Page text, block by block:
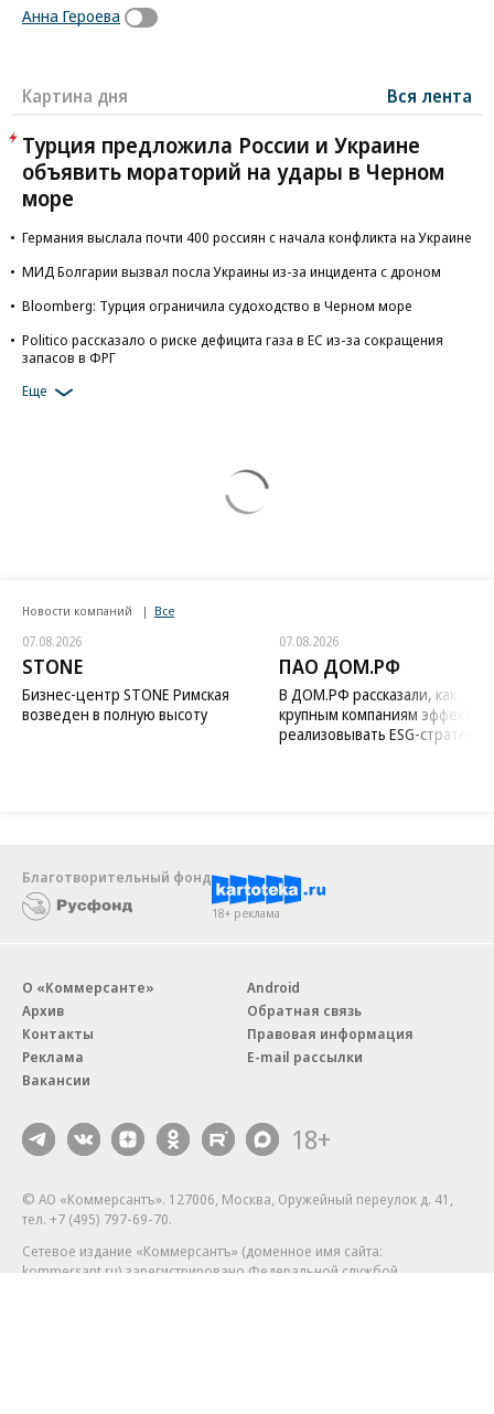
Анна Героева
Картина дня Вся лента
Турция предложила России и Украине
объявить мораторий на удары в Черном
море
Германия выслала почти 400 россиян с начала конфликта на Украине
МИД Болгарии вызвал посла Украины из-за инцидента с дроном
Bloomberg: Турция ограничила судоходство в Черном море
Politico рассказало о риске дефицита газа в ЕС из-за сокращения
запасов в ФРГ
Еще
Новости компаний Все
07.08.2026
STONE
Бизнес-центр STONE Римская
возведен в полную высоту
07.08.2026
ПАО ДОМ.РФ
В ДОМ.РФ рассказали, как
крупным компаниям
реализовывать ESG-стратегию
Благотворительный фонд
18+ реклама
О «Коммерсанте»
Архив
Контакты
Реклама
Вакансии
Android
Обратная связь
Правовая информация
E-mail рассылки
18+
© АО «Коммерсантъ». 127006, Москва, Оружейный переулок д. 41,
тел. +7 (495) 797-69-70.
Сетевое издание «Коммерсантъ» (доменное имя сайта:
kommersant.ru) зарегистрировано Федеральной службой